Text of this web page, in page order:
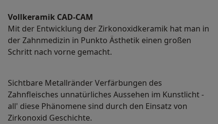
Vollkeramik CAD-CAM
Mit der Entwicklung der Zirkonoxidkeramik hat man in
der Zahnmedizin in Punkto Ästhetik einen großen
Schritt nach vorne gemacht.
Sichtbare Metallränder Verfärbungen des
Zahnfleisches unnatürliches Aussehen im Kunstlicht -
all' diese Phänomene sind durch den Einsatz von
Zirkonoxid Geschichte.